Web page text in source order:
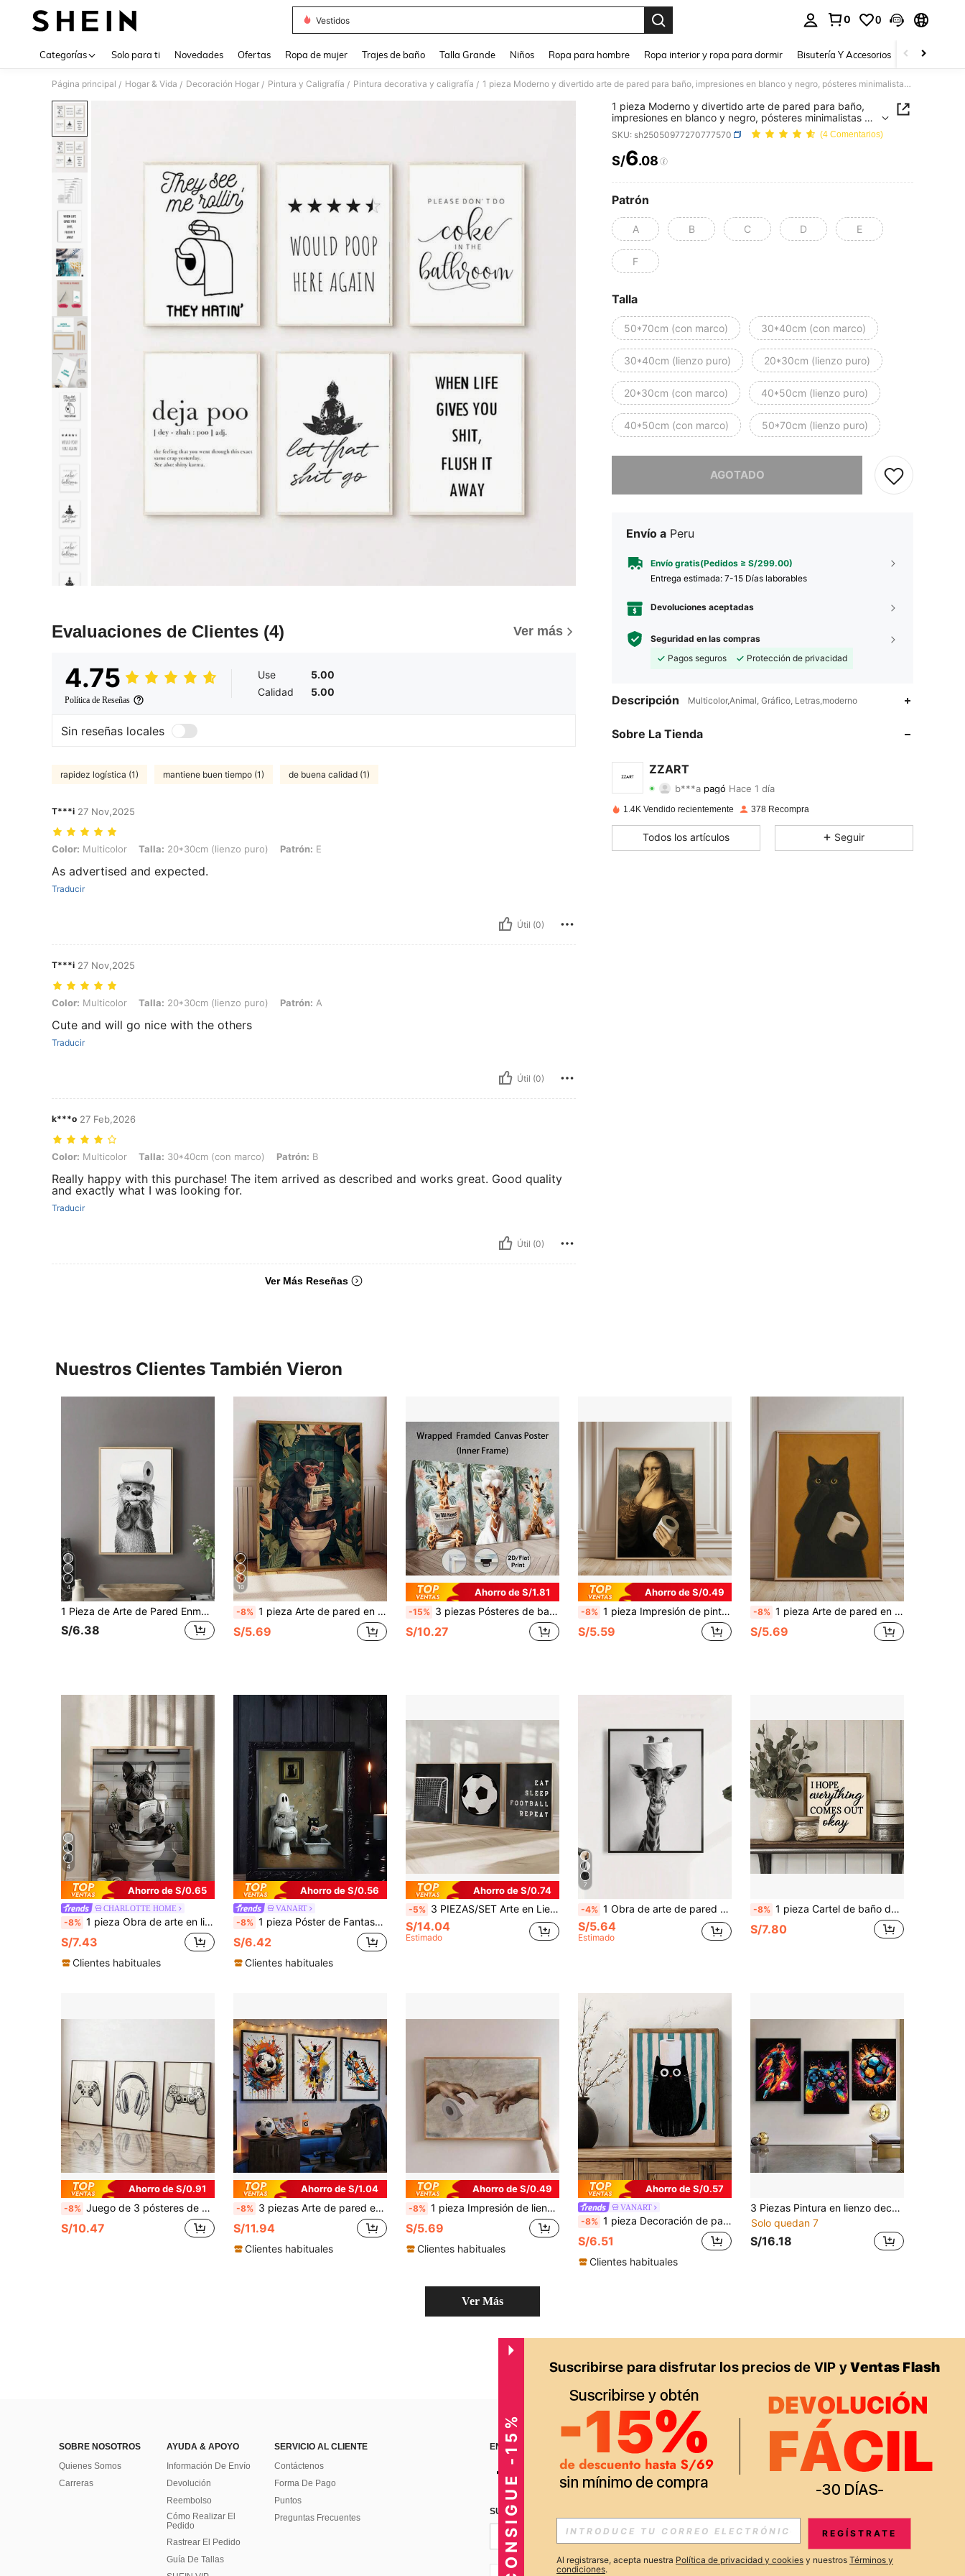
Vestidos
0 0
Categorías Solo para ti Novedades Ofertas Ropa de mujer Trajes de baño Talla Grande Niños Ropa para hombre Ropa interior y ropa para dormir Bisutería Y Accesorios Zapatos
Página principal / Hogar & Vida / Decoración Hogar / Pintura y Caligrafía / Pintura decorativa y caligrafía / 1 pieza Moderno y divertido arte de pared para baño, impresiones en blanco y negro, pósteres minimalistas de inodoros en lienzo, decoración de pared para baño con opción de marco
Evaluaciones de Clientes (4) Ver más
4.75
Política de Reseñas
Use
5.00
Calidad
5.00
Sin reseñas locales
rapidez logística (1) mantiene buen tiempo (1) de buena calidad (1)
T***i 27 Nov,2025
Color: Multicolor, Talla: 20*30cm (lienzo puro), Patrón: E
Color: Multicolor Talla: 20*30cm (lienzo puro) Patrón: E
As advertised and expected.
Traducir
Útil (0)
T***i 27 Nov,2025
Color: Multicolor, Talla: 20*30cm (lienzo puro), Patrón: A
Color: Multicolor Talla: 20*30cm (lienzo puro) Patrón: A
Cute and will go nice with the others
Traducir
Útil (0)
k***o 27 Feb,2026
Color: Multicolor, Talla: 30*40cm (con marco), Patrón: B
Color: Multicolor Talla: 30*40cm (con marco) Patrón: B
Really happy with this purchase! The item arrived as described and works great. Good quality
and exactly what I was looking for.
Traducir
Útil (0)
Ver Más Reseñas
1 pieza Moderno y divertido arte de pared para baño,
impresiones en blanco y negro, pósteres minimalistas de
inodoros en lienzo, decoración de pared para baño con
opción de marco
SKU: sh25050977270777570 (4 Comentarios)
PRICE AND AVAILABILITY
S/6.08
Patrón
A B C D E
F
Talla
50*70cm (con marco) 30*40cm (con marco)
30*40cm (lienzo puro) 20*30cm (lienzo puro)
20*30cm (con marco) 40*50cm (lienzo puro)
40*50cm (con marco) 50*70cm (lienzo puro)
AGOTADO
Envío a Peru
Envío gratis(Pedidos ≥ S/299.00)
Entrega estimada: 7-15 Días laborables
Devoluciones aceptadas
Seguridad en las compras
Pagos seguros
Protección de privacidad
Descripción Multicolor,Animal, Gráfico, Letras,moderno
Sobre La Tienda
ZZART
4.81 5 175
4.81
4.81
b***a
s***yseguidoHace 1 día
4.81
1.4K Vendido recientemente 378 Recompra
Todos los artículos Seguir
Nuestros Clientes También Vieron
4
1 Pieza de Arte de Pared Enmarcado en Lienzo, Arte Moderno y Divertido, Pintura Minimalista de Cara Abrazada de Mapache Blanco y Negro Lindo para Baño, Decoración de Pared Contemporánea, Decoración del Hogar Moderna, Decoración de Pared para Sala de Estar, Arte de Moda, Decoración de Habitación, Decoración de Dormitorio, Decoración de Baño, Decoración del Hogar, Decoración de Oficina, Póster Retro, Decoración de Comedor, Arte Elegante, Regalo para Amigos, Regalo de Inauguración de Casa, Decoración de Fiesta
S/6.38
10
-8% 1 pieza Arte de pared en lienzo, pintura decorativa enmarcada, pintura decorativa en lienzo de gorila divertido sentado en el inodoro leyendo el periódico, póster sin marco de planta tropical viral para baño, arte de pared decorativo atmosférico para el hogar, adecuado para decoración moderna del hogar, decoración de habitación, decoración de dormitorio, decoración de sala de estar, decoración de baño, decoración de cocina, decoración de comedor, decoración de sala de estar, decoración de oficina, decoración de escuela, decoración de aula, decoración de regreso a la escuela, póster impermeable, regalo de inauguración de la casa
S/5.69
Ahorro de S/1.81
-15% 3 piezas Pósteres de baño con jirafas, impresiones en lienzo de plantas coloridas con tema de animales divertidos para baño, adecuados para baño, sala de estar, dormitorio, oficina, pasillo, decoración de cocina, regalo de arte
S/10.27
Ahorro de S/0.49
-8% 1 pieza Impresión de pintura al óleo del Vintage Funny Bathroom Mona Lisa, póster de renovación clásica, impresión de alta definición, impresión en lienzo, arte de pared, obra de arte exquisita, adecuada para baño, dormitorio, oficina, regalo de vacaciones, decoración de Año Nuevo, arte de renovación clásica, póster vintage, decoración de habitación, decoración del hogar, adecuada para la decoración de paredes de la sala de estar y el dormitorio.
S/5.59
-8% 1 pieza Arte de pared en lienzo enmarcado, pintura al óleo de gato negro divertido sosteniendo papel higiénico, póster de lienzo con fondo amarillo mostaza vintage, impresión de arte animal peculiar, adecuado para decoración del hogar moderno, decoración de habitación, decoración de dormitorio, decoración de baño, decoración de cocina, decoración de comedor, decoración de sala de estar, decoración de oficina, decoración escolar, decoración de aula, decoración de regreso a la escuela, decoración de otoño, póster de otoño, decoración de pared de dormitorio, se puede usar como regalo
S/5.69
4
Ahorro de S/0.65
CHARLOTTE HOME
-8% 1 pieza Obra de arte en lienzo con tema de bulldog francés divertido - Regalo perfecto para amantes de los perros, adecuado para decoración de pared sin marco en la sala de estar y el dormitorio
S/7.43
Clientes habituales
Ahorro de S/0.56
VANART
-8% 1 pieza Póster de Fantasma y Gato Negro en el Baño, Arte de Humor de Inodoro Divertido, Póster de Halloween Espeluznante para Barbacoa, Regalo, Adecuado para Dormitorio, Sala de Estar, Cocina, Arte de Pared, Decoración de Pared, Decoración del Hogar, Decoración de Habitación, Arte de Pared en Lienzo, Pósteres, Arte de Pared con Marco, Marco Opcional
S/6.42
Clientes habituales
Ahorro de S/0.74
-5% 3 PIEZAS/SET Arte en Lienzo sin Marco con Tema Deportivo; Pósteres de Fútbol de Estilo Moderno, Art Decó y Clásico, Perfecto para Hogares, Oficinas, Salas de Estar y Dormitorios-El Regalo Perfecto para Fans del Fútbol
S/14.04
Estimado
7
-4% 1 Obra de arte de pared enmarcada en lienzo, pintura en lienzo divertida de jirafa y rollo de papel higiénico - Decoración de pared para baño, dormitorio, sala de estar - Póster moderno vintage humorístico
S/5.64
Estimado
-8% 1 pieza Cartel de baño de madera rústica - Decoración mural humorística para aseo, inodoro y apartamento, Arte de pared de lienzo, Regalos de Acción de Gracias y Navidad, Decoración de habitación con citas, decoración de habitación inspiradora
S/7.80
Ahorro de S/0.91
-8% Juego de 3 pósteres de arte de pared de juegos con diseños de planos, impresiones de juegos dibujadas, arte de pared de jugador, regalo para habitación de niños jugadores, decoración de videojuegos, sin marco
S/10.47
Ahorro de S/1.04
-8% 3 piezas Arte de pared en lienzo de fútbol con graffiti moderno enmarcable - Impresiones coloridas de atletas y zapatillas, decoración deportiva urbana adecuada para sala de estar, dormitorio, oficina, decoración de la Copa del Mundo, para la Copa del Mundo de Fútbol 2026
S/11.94
Clientes habituales
Ahorro de S/0.49
-8% 1 pieza Impresión de lienzo con marco/sin marco de arte de pared vintage y divertido para baño, póster de pintura retro del Renacimiento sobre papel higiénico, cuadro minimalista moderno para decoración del hogar, sala de estar, dormitorio, apartamento, decoración de aseo
S/5.69
Clientes habituales
Ahorro de S/0.57
VANART
-8% 1 pieza Decoración de pared de baño vintage y divertida con gato negro a rayas, arte de papel higiénico de gato "¿Estás defecando?", regalo, adecuado para dormitorio, sala de estar, artes de pared, decoración de pared, decoración del hogar, decoración de habitación, arte de pared en lienzo, pósteres, arte de pared con marco, marco opcional
S/6.51
Clientes habituales
3 Piezas Pintura en lienzo decorativa de controlador de juego, salpicadura de tinta, futbolista abstracto, para decoración de dormitorio, sala de estar, arte de pared, regalos de cumpleaños y graduación
Solo quedan 7
S/16.18
Ver Más
SOBRE NOSOTROS
Quienes Somos
Carreras
AYUDA & APOYO
Información De Envío
Devolución
Reembolso
Cómo Realizar El
Pedido
Rastrear El Pedido
Guía De Tallas
SERVICIO AL CLIENTE
Contáctenos
Forma De Pago
Puntos
Preguntas Frecuentes
ENCUÉNTRANOS EN APP
SUSCRÍBETE PARA RECIBIR OFERTAS EXCLUSIVAS, PROMOCIONES Y NOTICIAS DE SHEIN
Suscribir
CONSIGUE -15% REGÍSTRATE
Al registrarse, acepta nuestra Política de privacidad y cookies y nuestros Términos y
condiciones.